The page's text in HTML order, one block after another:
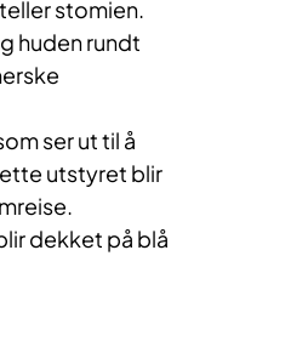
stomien.
huden rundt
ser ut til å
utstyret blir
dekket på blå